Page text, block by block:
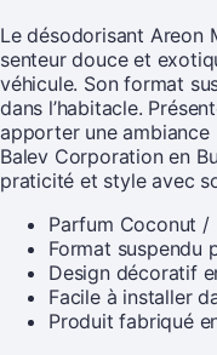
Le désodorisant Areon
senteur douce et
véhicule. Son format
dans l’habitacle.
apporter une
Balev Corporation en
praticité et style avec
Parfum Coconut /
Format suspendu
Design décoratif
Facile à installer
Produit fabriqué